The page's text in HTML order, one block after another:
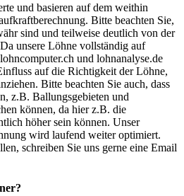
und basieren auf dem weithin
Bitte beachten Sie,
sind und teilweise deutlich von der
unsere Löhne vollständig auf
und lohnanalyse.de
auf die Richtigkeit der Löhne,
Bitte beachten Sie auch, dass
z.B. Ballungsgebieten und
können, da hier z.B. die
höher sein können. Unser
wird laufend weiter optimiert.
schreiben Sie uns gerne eine Email